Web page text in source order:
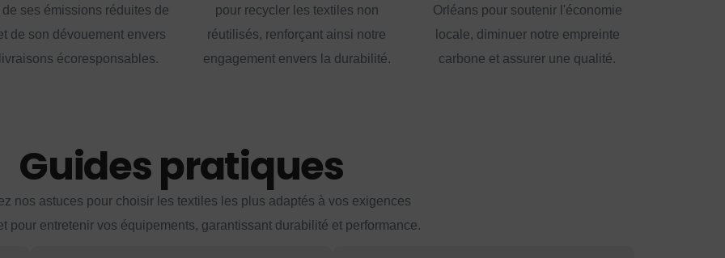
ses émissions réduites de
de son dévouement envers
écoresponsables.
pour recycler les textiles non
réutilisés, renforçant ainsi notre
engagement envers la durabilité.
Orléans pour soutenir l'économie
locale, diminuer notre empreinte
carbone et assurer une qualité.
Guides pratiques
nos astuces pour choisir les textiles les plus adaptés à vos exigences
pour entretenir vos équipements, garantissant durabilité et performance.